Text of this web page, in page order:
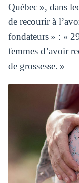
Québec », dans
de recourir à
fondateurs » : «
femmes d’avoir
de grossesse. »